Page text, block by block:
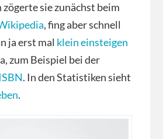
sie zunächst beim
, fing aber schnell
ja erst mal klein einsteigen
zum Beispiel bei der
. In den Statistiken sieht
.